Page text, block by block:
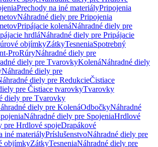
Prechody na iné materiályPripojenia
Náhradné diely pre Pripojenia
Pripájacie kolenáNáhradné diely pre
hrdláNáhradné diely pre Pripájacie
objímkyZátkyTesneniaSpotrebný
ProRúryNáhradné diely pre
diely pre TvarovkyKolenáNáhradné diely
Náhradné diely pre
diely pre RedukcieČistiace
pre Čistiace tvarovkyTvarovky
diely pre Tvarovky
diely pre KolenáOdbočkyNáhradné
Náhradné diely pre SpojeniaHrdlové
pre Hrdlové spojeDrapákové
iné materiályPríslušenstvoNáhradné diely pre
objímkyZátkyTesneniaNáhradné diely pre